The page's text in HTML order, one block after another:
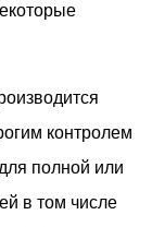
контролем
полной или
в том числе